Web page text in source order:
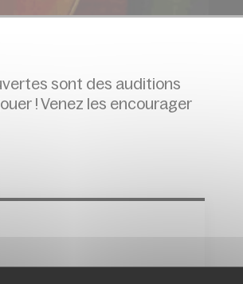
sont des auditions
! Venez les encourager